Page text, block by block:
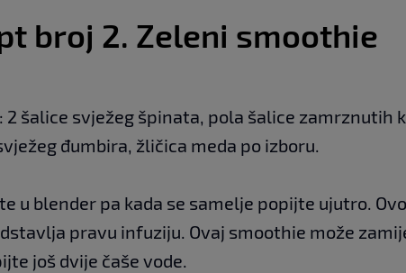
broj 2. Zeleni smoothie
2 šalice svježeg špinata, pola šalice zamrznutih
đumbira, žličica meda po izboru.
u blender pa kada se samelje popijte ujutro.
pravu infuziju. Ovaj smoothie može
još dvije čaše vode.